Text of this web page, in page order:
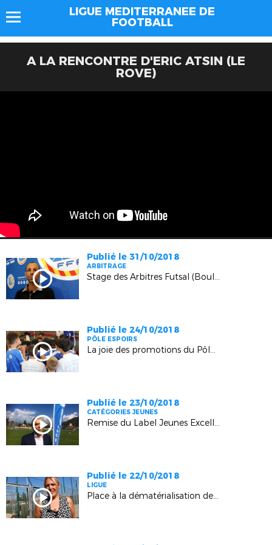
LIGUE MEDITERRANEE DE
FOOTBALL
A LA RENCONTRE D'ERIC ATSIN (LE
ROVE)
Publié le 31/10/2018
ARBITRAGE
Stage des Arbitres Futsal (Boulouris)
Publié le 24/10/2018
PÔLE ESPOIRS
La joie des promotions du Pôle Espoirs Aix (3-1, 3-1, Nîmes)
Publié le 23/10/2018
CATÉGORIES JEUNES
Remise du Label Jeunes Excellence au GF05 (Gap)
Publié le 22/10/2018
LIGUE
Place à la dématérialisation des licences (Saint-Maximin)